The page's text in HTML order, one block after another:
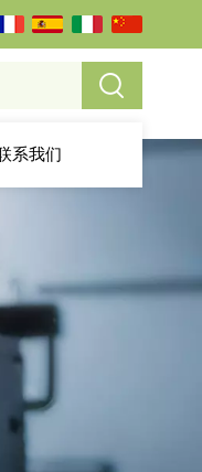
系我们